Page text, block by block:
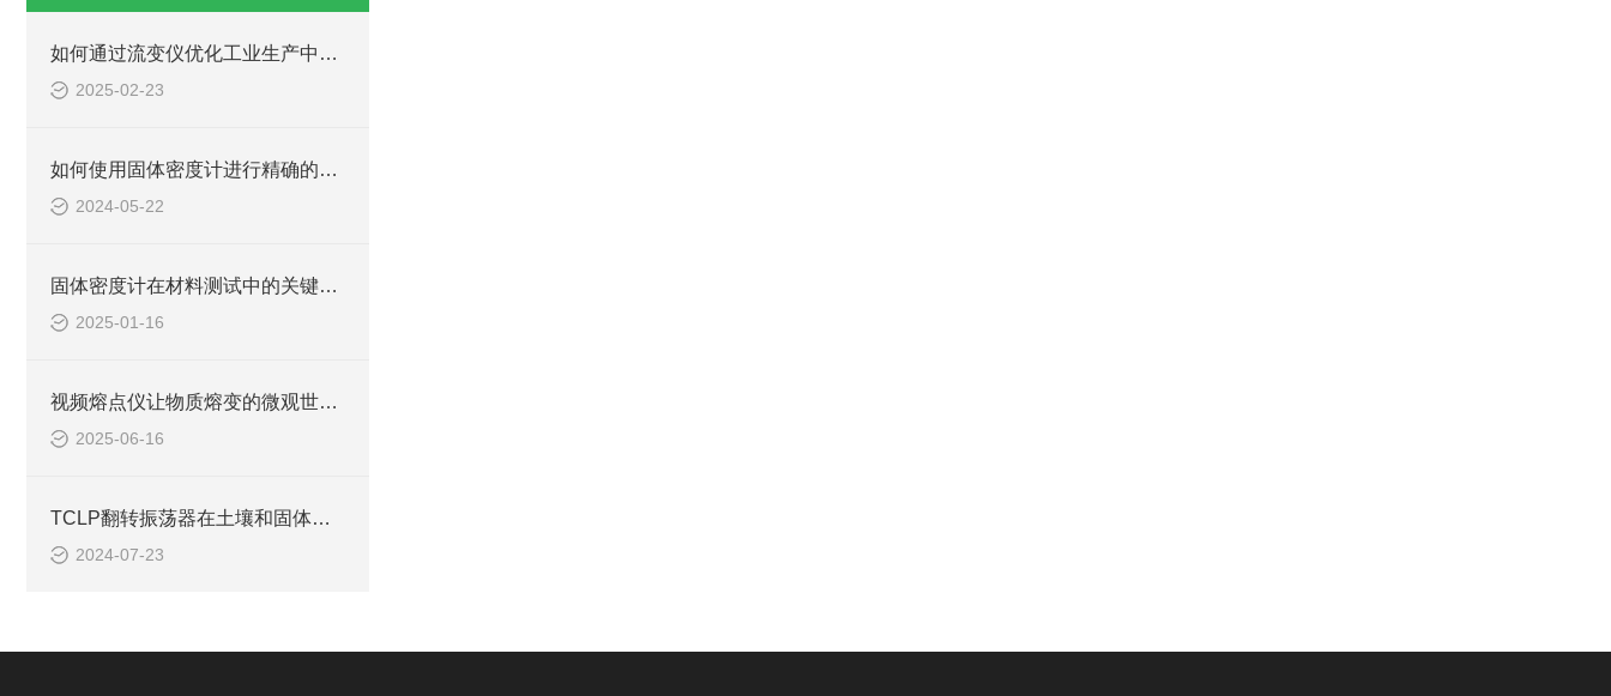
如何通过流变仪优化工业生产中的材料性能？
2025-02-23
如何使用固体密度计进行精确的密度测量
2024-05-22
固体密度计在材料测试中的关键作用说明
2025-01-16
视频熔点仪让物质熔变的微观世界可视化
2025-06-16
TCLP翻转振荡器在土壤和固体废物测试中的作用
2024-07-23